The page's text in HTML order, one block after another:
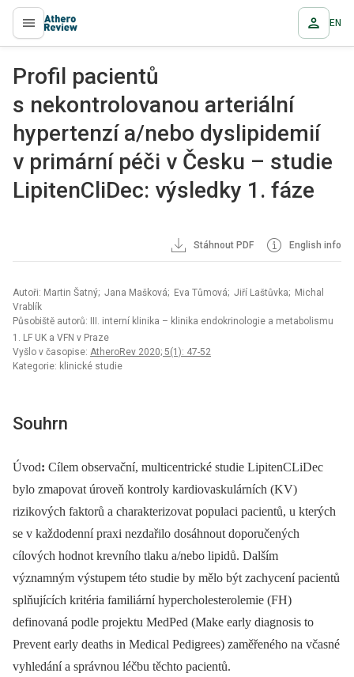
proLékaře.cz EN
Profil pacientů
s nekontrolovanou arteriální
hypertenzí a/nebo dyslipidemií
v primární péči v Česku – studie
LipitenCliDec: výsledky 1. fáze
Stáhnout PDF English info
Autoři: Martin Šatný; Jana Mašková; Eva Tůmová; Jiří Laštůvka; Michal
Vrablík
Působiště autorů: III. interní klinika – klinika endokrinologie a metabolismu
1. LF UK a VFN v Praze
Vyšlo v časopise: AtheroRev 2020; 5(1): 47-52
Kategorie: klinické studie
Souhrn
Úvod: Cílem observační, multicentrické studie LipitenCLiDec
bylo zmapovat úroveň kontroly kardiovaskulárních (KV)
rizikových faktorů a charakterizovat populaci pacientů, u kterých
se v každodenní praxi nezdařilo dosáhnout doporučených
cílových hodnot krevního tlaku a/nebo lipidů. Dalším
významným výstupem této studie by mělo být zachycení pacientů
splňujících kritéria familiární hypercholesterolemie (FH)
definovaná podle projektu MedPed (Make early diagnosis to
Prevent early deaths in Medical Pedigrees) zaměřeného na včasné
vyhledání a správnou léčbu těchto pacientů.